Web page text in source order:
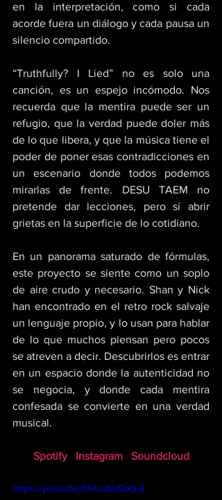
en la interpretación, como si cada
acorde fuera un diálogo y cada pausa un
silencio compartido.
“Truthfully? I Lied” no es solo una
canción, es un espejo incómodo. Nos
recuerda que la mentira puede ser un
refugio, que la verdad puede doler más
de lo que libera, y que la música tiene el
poder de poner esas contradicciones en
un escenario donde todos podemos
mirarlas de frente. DESU TAEM no
pretende dar lecciones, pero sí abrir
grietas en la superficie de lo cotidiano.
En un panorama saturado de fórmulas,
este proyecto se siente como un soplo
de aire crudo y necesario. Shan y Nick
han encontrado en el retro rock salvaje
un lenguaje propio, y lo usan para hablar
de lo que muchos piensan pero pocos
se atreven a decir. Descubrirlos es entrar
en un espacio donde la autenticidad no
se negocia, y donde cada mentira
confesada se convierte en una verdad
musical.
Spotify Instagram Soundcloud
https://youtu.be/8HUrAUSoQ-E